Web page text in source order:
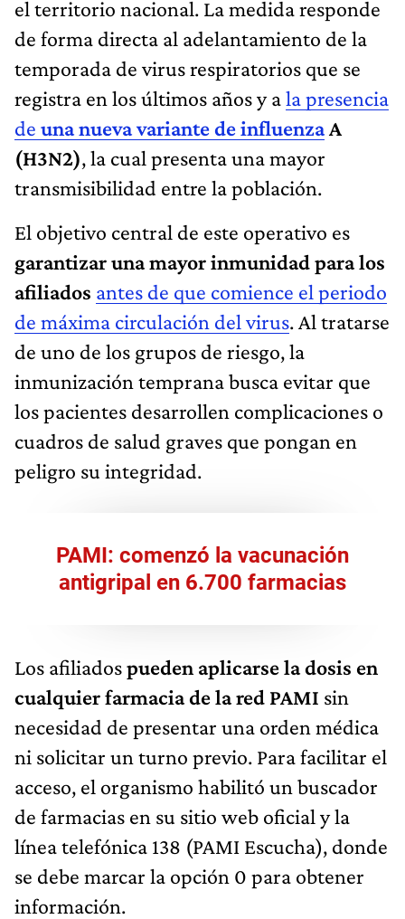
el territorio nacional. La medida responde
de forma directa al adelantamiento de la
temporada de virus respiratorios que se
registra en los últimos años y ala presencia
de una nueva variante de influenzaA
(H3N2), la cual presenta una mayor
transmisibilidad entre la población.
El objetivo central de este operativo es
garantizar una mayor inmunidad para los
afiliados antes de que comience el periodo
de máxima circulación del virus. Al tratarse
de uno de los grupos de riesgo, la
inmunización temprana busca evitar que
los pacientes desarrollen complicaciones o
cuadros de salud graves que pongan en
peligro su integridad.
PAMI: comenzó la vacunación
antigripal en 6.700 farmacias
Los afiliadospueden aplicarse la dosis en
cualquier farmacia de la red PAMI sin
necesidad de presentar una orden médica
ni solicitar un turno previo. Para facilitar el
acceso, el organismo habilitó un buscador
de farmacias en su sitio web oficial y la
línea telefónica 138 (PAMI Escucha), donde
se debe marcar la opción 0 para obtener
información.